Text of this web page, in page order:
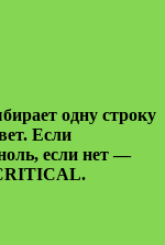
одну строку
Если
если нет —